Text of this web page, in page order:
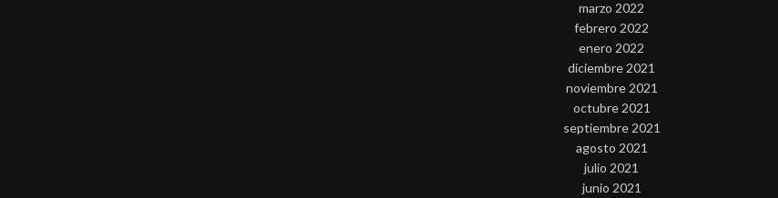
marzo 2022
febrero 2022
enero 2022
diciembre 2021
noviembre 2021
octubre 2021
septiembre 2021
agosto 2021
julio 2021
junio 2021